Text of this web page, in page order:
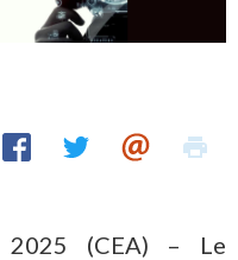
(CEA) – Le